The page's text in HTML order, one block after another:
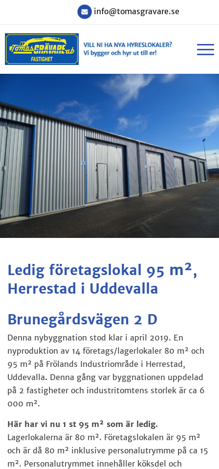
info@tomasgravare.se
Ledig företagslokal 95 m²,
Herrestad i Uddevalla
Brunegårdsvägen 2 D
Denna nybyggnation stod klar i april 2019. En
nyproduktion av 14 företags/lagerlokaler 80 m² och
95 m² på Frölands Industriområde i Herrestad,
Uddevalla. Denna gång var byggnationen uppdelad
på 2 fastigheter och industritomtens storlek är ca 6
000 m².
Här har vi nu 1 st 95 m² som är ledig.
Lagerlokalerna är 80 m². Företagslokalen är 95 m²
och är då 80 m² inklusive personalutrymme på ca 15
m². Personalutrymmet innehåller köksdel och